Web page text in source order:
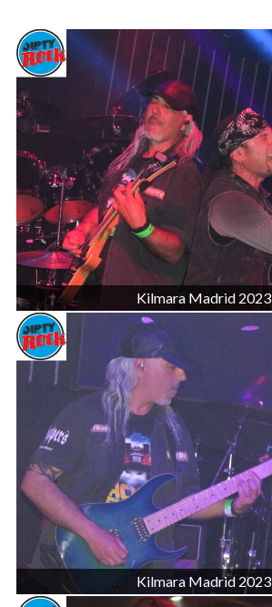
Kilmara Madrid 2023
Kilmara Madrid 2023